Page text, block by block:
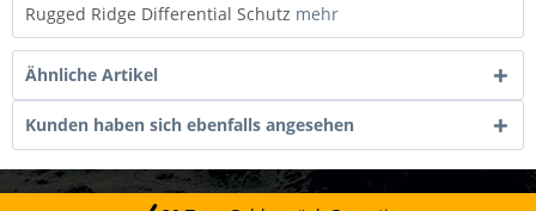
Rugged Ridge Differential Schutz mehr
Ähnliche Artikel
Kunden haben sich ebenfalls angesehen